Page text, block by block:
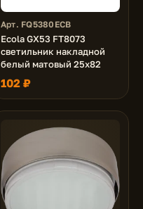
Арт. FQ5380ECB
Ecola GX53 FT8073
светильник накладной
белый матовый 25x82
102 ₽